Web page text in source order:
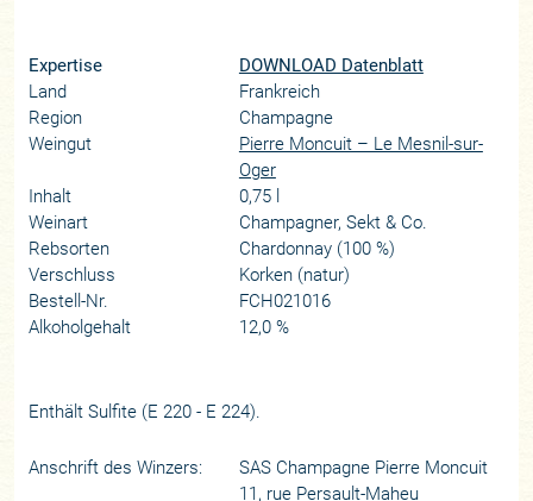
Expertise
DOWNLOAD Datenblatt
Land
Frankreich
Region
Champagne
Weingut
Pierre Moncuit – Le Mesnil-sur-
Oger
Inhalt
0,75 l
Weinart
Champagner, Sekt & Co.
Rebsorten
Chardonnay (100 %)
Verschluss
Korken (natur)
Bestell-Nr.
FCH021016
Alkoholgehalt
12,0 %
Enthält Sulfite (E 220 - E 224).
Anschrift des Winzers:
SAS Champagne Pierre Moncuit
11, rue Persault-Maheu